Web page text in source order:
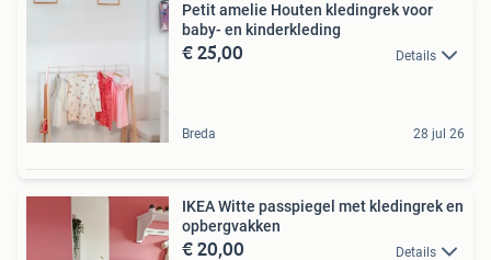
Petit amelie Houten kledingrek voor
baby- en kinderkleding
€ 25,00 Details
Breda 28 jul 26
IKEA Witte passpiegel met kledingrek en
opbergvakken
€ 20,00 Details